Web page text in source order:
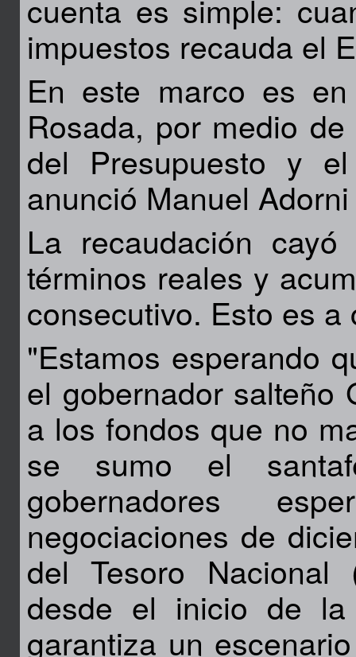
cuenta es simple:
impuestos recauda el
En este marco es
Rosada, por medio
del Presupuesto y
anunció Manuel
La recaudación
términos reales y
consecutivo. Esto es
"Estamos esperando
el gobernador salteño
a los fondos que no
se sumo el
gobernadores
negociaciones de
del Tesoro Nacional
desde el inicio de
garantiza un